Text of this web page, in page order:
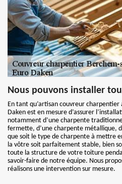
Nous pouvons installer
En tant qu’artisan couvreur
Daken est en mesure d’assurer
notamment d’une charpente
fermette, d’une charpente métallique,
que soit le type de charpente à mettre
la vôtre soit parfaitement stable, bien
toute la structure de votre toiture
savoir-faire de notre équipe. Nous
réalisons une intervention sur mesure.